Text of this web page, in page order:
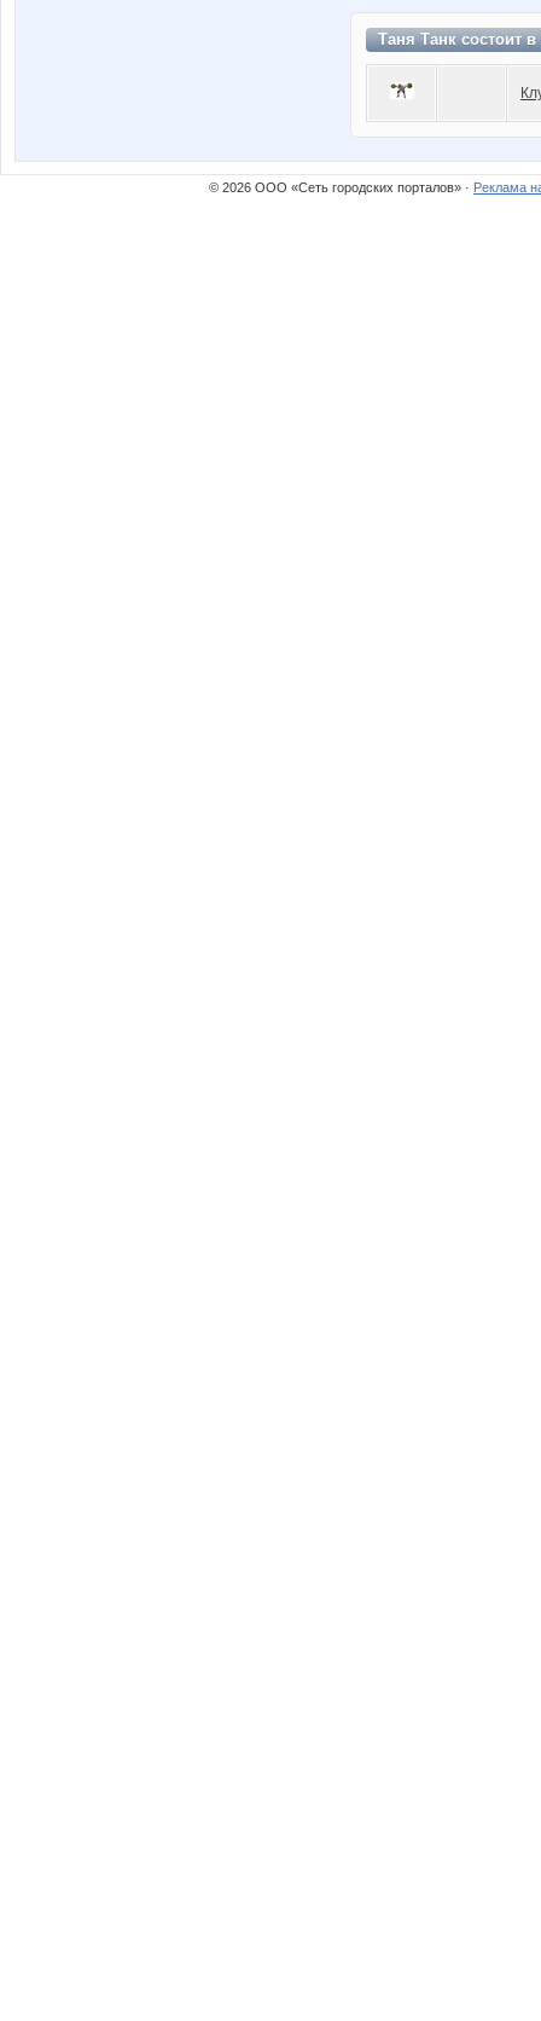
Таня Танк состоит в
© 2026 ООО «Сеть городских порталов» · Реклама